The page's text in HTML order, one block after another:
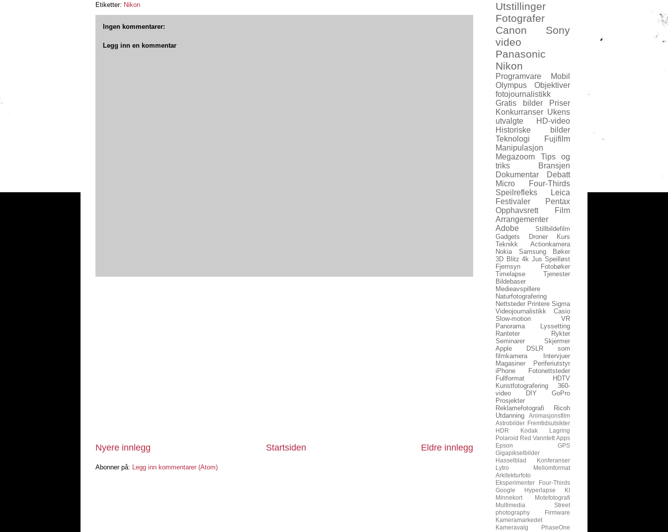
Etiketter: Nikon
Ingen kommentarer:
Legg inn en kommentar
Nyere innlegg Eldre innlegg
Startsiden
Abonner på: Legg inn kommentarer (Atom)
Utstillinger
Fotografer
Canon
Sony
video
Panasonic
Nikon
Programvare
Mobil
Olympus
Objektiver
fotojournalistikk
Gratis bilder
Priser
Konkurranser Ukens
utvalgte
HD-video
Historiske bilder
Teknologi
Fujifilm
Manipulasjon
Megazoom
Tips og
triks
Bransjen
Dokumentar
Debatt
Micro Four-Thirds
Speilrefleks
Leica
Festivaler
Pentax
Opphavsrett
Film
Arrangementer
Adobe
Stillbildefilm
Gadgets
Droner
Kurs
Teknikk
Actionkamera
Nokia
Samsung
Bøker
3D Blitz 4k Jus Speilløst
Fjernsyn
Fotobøker
Timelapse
Tjenester
Bildebaser
Medieavspillere
Naturfotografering
Nettsteder Printere Sigma
Videojournalistikk
Casio
Slow-motion
VR
Panorama
Lyssetting
Rariteter
Rykter
Seminarer
Skjermer
Apple
DSLR som
filmkamera
Intervjuer
Magasiner
Periferiutstyr
iPhone
Fotonettsteder
Fullformat
HDTV
Kunstfotografering
360-
video
DIY
GoPro
Prosjekter
Reklamefotografi
Ricoh
Utdanning
Animasjonsfilm
Astrobilder Fremtidsutsikter
HDR
Kodak
Lagring
Polaroid Red Vanntett Apps
Epson
GPS
Gigapikselbilder
Hasselblad
Konferanser
Lytro
Mellomformat
Arkitekturfoto
Eksperimenter
Four-Thirds
Google
Hyperlapse
KI
Minnekort
Motefotografi
Multimedia
Street
photography
Firmware
Kameramarkedet
Kameravalg
PhaseOne